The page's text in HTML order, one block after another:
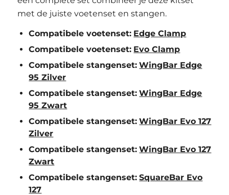
met de juiste voetenset en stangen.
Compatibele voetenset: Edge Clamp
Compatibele voetenset: Evo Clamp
Compatibele stangenset: WingBar Edge
95 Zilver
Compatibele stangenset: WingBar Edge
95 Zwart
Compatibele stangenset: WingBar Evo 127
Zilver
Compatibele stangenset: WingBar Evo 127
Zwart
Compatibele stangenset: SquareBar Evo
127